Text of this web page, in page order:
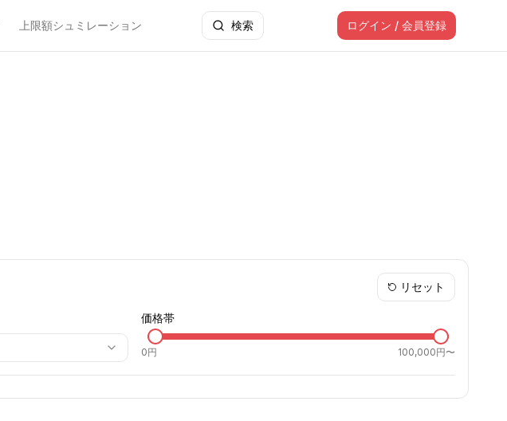
上限額シュミレーション 検索 ログイン / 会員登録
価格帯
0円 100,000円〜
リセット